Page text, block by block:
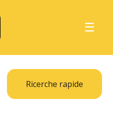
☰
Ricerche rapide